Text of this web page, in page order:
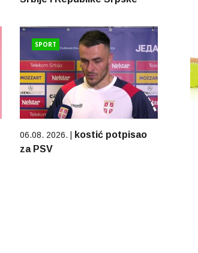
SPORT
06.08. 2026. |
kostić potpisao
za PSV